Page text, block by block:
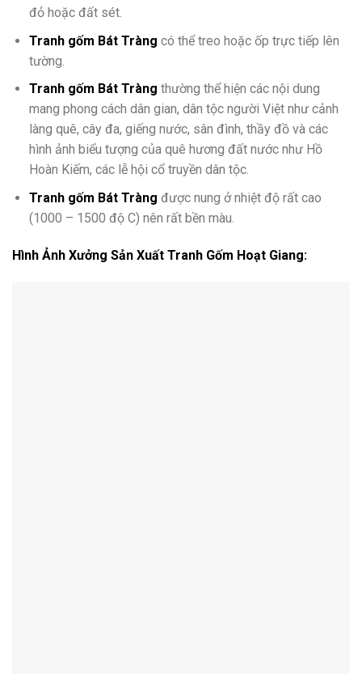
đỏ hoặc đất sét.
Tranh gốm Bát Tràng có thể treo hoặc ốp trực tiếp lên
tường.
Tranh gốm Bát Tràng thường thể hiện các nội dung
mang phong cách dân gian, dân tộc người Việt như cảnh
làng quê, cây đa, giếng nước, sân đình, thầy đồ và các
hình ảnh biểu tượng của quê hương đất nước như Hồ
Hoàn Kiếm, các lễ hội cổ truyền dân tộc.
Tranh gốm Bát Tràng được nung ở nhiệt độ rất cao
(1000 – 1500 độ C) nên rất bền màu.
Hình Ảnh Xưởng Sản Xuất Tranh Gốm Hoạt Giang: